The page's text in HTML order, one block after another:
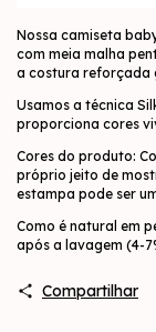
Nossa camiseta
com meia malha
a costura reforçada
Usamos a técnica
proporciona cores
Cores do produto:
próprio jeito de
estampa pode ser
Como é natural em
após a lavagem (4-
Compartilhar